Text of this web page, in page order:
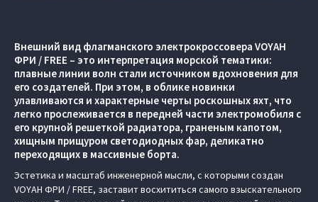
Внешний вид флагманского электрокроссовера VOYAH
ФРИ / FREE – это интерпретация морской тематики:
плавные линии волн стали источником вдохновения для
его создателей. При этом, в облике новинки
улавливаются и характерные черты роскошных яхт, что
легко прослеживается в передней части электромобиля с
его крупной решеткой радиатора, граненым капотом,
хищным прищуром светодиодных фар, деликатно
переходящих в массивные борта.
Эстетика и масштаб инженерной мысли, с которыми создан
VOYAH ФРИ / FREE, заставит восхититься самого взыскательного